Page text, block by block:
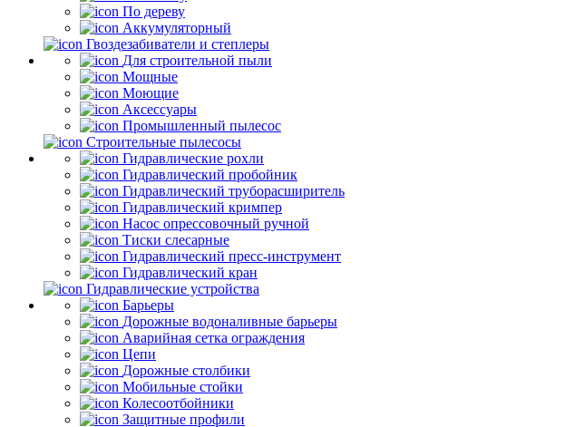
По дереву
Аккумуляторный
Гвоздезабиватели и степлеры
Для строительной пыли
Мощные
Моющие
Аксессуары
Промышленный пылесос
Строительные пылесосы
Гидравлические рохли
Гидравлический пробойник
Гидравлический труборасширитель
Гидравлический кримпер
Насос опрессовочный ручной
Тиски слесарные
Гидравлический пресс-инструмент
Гидравлический кран
Гидравлические устройства
Барьеры
Дорожные водоналивные барьеры
Аварийная сетка ограждения
Цепи
Дорожные столбики
Мобильные стойки
Колесоотбойники
Защитные профили